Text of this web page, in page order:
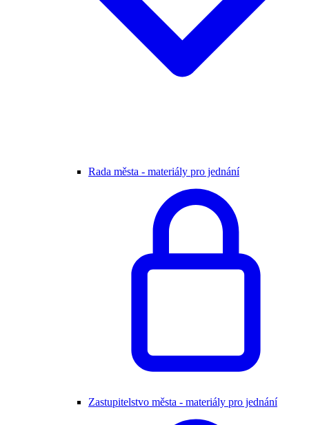
Rada města - materiály pro jednání
Zastupitelstvo města - materiály pro jednání